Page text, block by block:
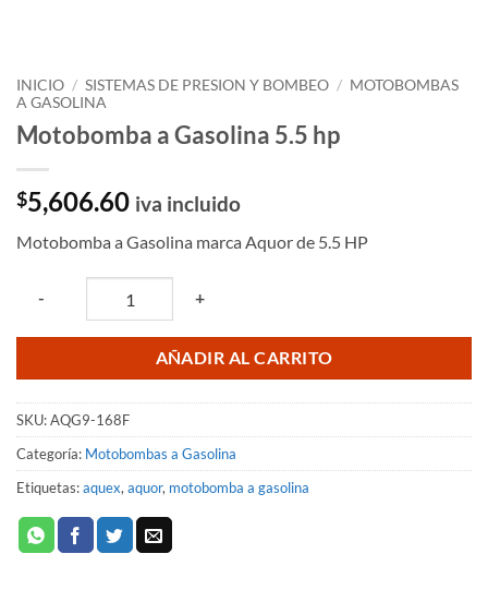
INICIO / SISTEMAS DE PRESION Y BOMBEO / MOTOBOMBAS
A GASOLINA
Motobomba a Gasolina 5.5 hp
$5,606.60 iva incluido
Motobomba a Gasolina marca Aquor de 5.5 HP
- +
AÑADIR AL CARRITO
SKU:AQG9-168F
Categoría: Motobombas a Gasolina
Etiquetas:aquex, aquor, motobomba a gasolina